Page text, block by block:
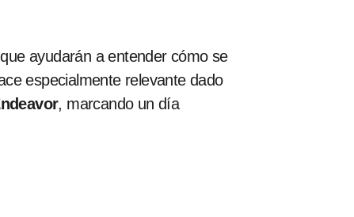
ayudarán a entender cómo se
especialmente relevante dado
, marcando un día